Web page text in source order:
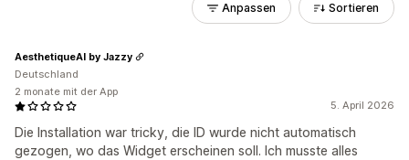
Anpassen Sortieren
5. April 2026
Die Installation war tricky, die ID wurde nicht automatisch
gezogen, wo das Widget erscheinen soll. Ich musste alles
AesthetiqueAI by Jazzy
Deutschland
2 monate mit der App